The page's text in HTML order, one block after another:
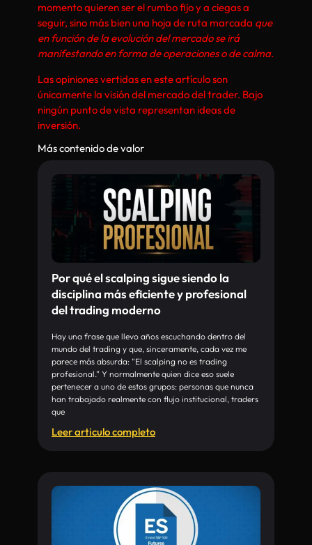
momento quieren ser el rumbo fijo y a ciegas a
seguir, sino más bien una hoja de ruta marcada que
en función de la evolución del mercado se irá
manifestando en forma de operaciones o de calma.
Las opiniones vertidas en este artículo son
únicamente la visión del mercado del trader. Bajo
ningún punto de vista representan ideas de
inversión.
Más contenido de valor
Por qué el scalping sigue siendo la
disciplina más eficiente y profesional
del trading moderno
Hay una frase que llevo años escuchando dentro del
mundo del trading y que, sinceramente, cada vez me
parece más absurda: “El scalping no es trading
profesional.” Y normalmente quien dice eso suele
pertenecer a uno de estos grupos: personas que nunca
han trabajado realmente con flujo institucional, traders
que
Leer articulo completo